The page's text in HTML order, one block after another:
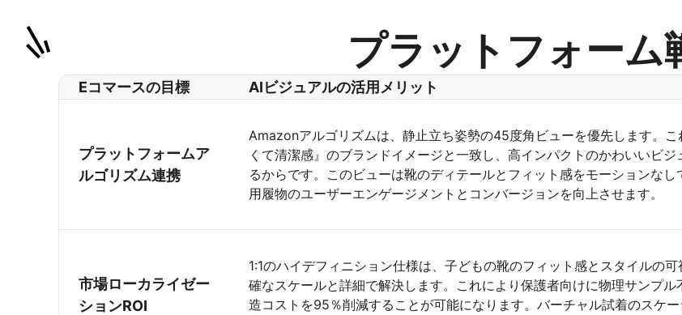
プラットフォーム
Eコマースの目標 AIビジュアルの活用メリット
プラットフォームア
ルゴリズム連携
Amazonアルゴリズムは、静止立ち姿勢の45度角ビューを優先します。こ
くて清潔感』のブランドイメージと一致し、高インパクトのかわいいビジ
るからです。このビューは靴のディテールとフィット感をモーションなし
用履物のユーザーエンゲージメントとコンバージョンを向上させます。
市場ローカライゼー
ションROI
1:1のハイデフィニション仕様は、子どもの靴のフィット感とスタイルの
確なスケールと詳細で解決します。これにより保護者向けに物理サンプル
造コストを95％削減することが可能になります。バーチャル試着のスケ